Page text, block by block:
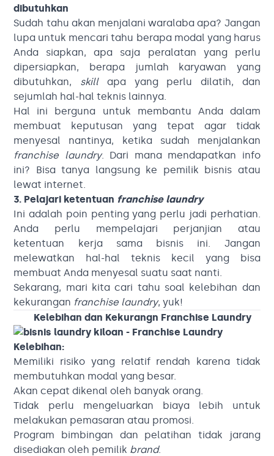
dibutuhkan
Sudah tahu akan menjalani waralaba apa? Jangan
lupa untuk mencari tahu berapa modal yang harus
Anda siapkan, apa saja peralatan yang perlu
dipersiapkan, berapa jumlah karyawan yang
dibutuhkan, skillapa yang perlu dilatih, dan
sejumlah hal-hal teknis lainnya.
Hal ini berguna untuk membantu Anda dalam
membuat keputusan yang tepat agar tidak
menyesal nantinya, ketika sudah menjalankan
franchise laundry. Dari mana mendapatkan info
ini? Bisa tanya langsung ke pemilik bisnis atau
lewat internet.
3. Pelajari ketentuan franchise laundry
Ini adalah poin penting yang perlu jadi perhatian.
Anda perlu mempelajari perjanjian atau
ketentuan kerja sama bisnis ini. Jangan
melewatkan hal-hal teknis kecil yang bisa
membuat Anda menyesal suatu saat nanti.
Sekarang, mari kita cari tahu soal kelebihan dan
kekurangan franchise laundry, yuk!
Kelebihan dan Kekurangn Franchise Laundry
Kelebihan:
Memiliki risiko yang relatif rendah karena tidak
membutuhkan modal yang besar.
Akan cepat dikenal oleh banyak orang.
Tidak perlu mengeluarkan biaya lebih untuk
melakukan pemasaran atau promosi.
Program bimbingan dan pelatihan tidak jarang
disediakan oleh pemilik brand.